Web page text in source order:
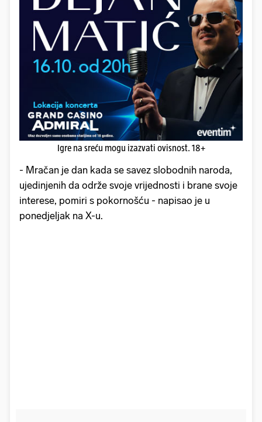
Igre na sreću mogu izazvati ovisnost. 18+
- Mračan je dan kada se savez slobodnih naroda,
ujedinjenih da održe svoje vrijednosti i brane svoje
interese, pomiri s pokornošću - napisao je u
ponedjeljak na X-u.